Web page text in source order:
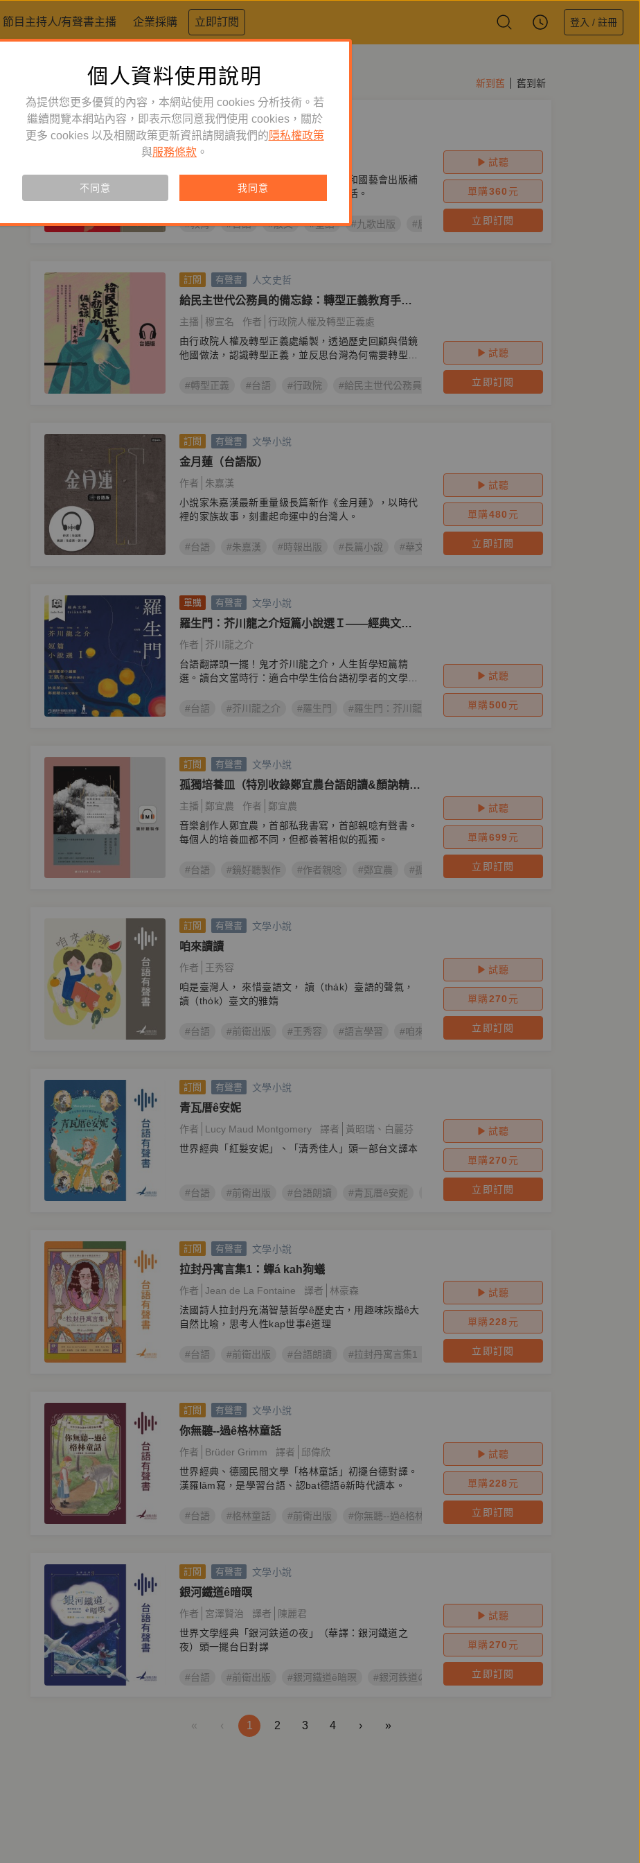
節目主持人/有聲書主播 企業採購 立即訂閱 登入 / 註冊
台語有聲書 新到舊 舊到新
訂閱 有聲書 童書／青少年
屁窒囡仔的謝師宴
作者
榮獲文化部國家語言整體發展方案支持和國藝會出版補
助的臺語散文，描寫教育現況和農村生活。
#教育 #台語 #散文 #臺語 #九歌出版 #屁窒囡仔的謝師宴 #林連鍠
試聽
單購360 元
立即訂閱
訂閱 有聲書 人文史哲
給民主世代公務員的備忘錄：轉型正義教育手冊
（台語版）
主播 穆宣名 作者
行政院人權及轉型正義處
由行政院人權及轉型正義處編製，透過歷史回顧與借鏡
他國做法，認識轉型正義，並反思台灣為何需要轉型正
#轉型正義
#台語 #行政院 #給民主世代公務員的備忘錄 #轉型正義教育手冊
試聽
立即訂閱
訂閱 有聲書 文學小說
金月蓮（台語版）
作者
朱嘉漢
小說家朱嘉漢最新重量級長篇新作《金月蓮》，以時代
裡的家族故事，刻畫起命運中的台灣人。
#台語 #朱嘉漢 #時報出版 #長篇小說 #華文創作 #日治時期
試聽
單購480 元
立即訂閱
單購 有聲書 文學小說
羅生門：芥川龍之介短篇小說選Ｉ——經典文學
tsiânn好聽．台語有聲冊
作者
芥川龍之介
台語翻譯頭一擺！鬼才芥川龍之介，人生哲學短篇精
選。讀台文當時行：適合中學生佮台語初學者的文學有
#台語
#芥川龍之介 #羅生門 #羅生門：芥川龍之介短篇小說選Ｉ #木馬文化
試聽
單購500 元
訂閱 有聲書 文學小說
孤獨培養皿（特別收錄鄭宜農台語朗讀&顏訥精采
對談）
主播 鄭宜農 作者
鄭宜農
音樂創作人鄭宜農，首部私我書寫，首部親唸有聲書。
每個人的培養皿都不同，但都養著相似的孤獨。
#台語 #鏡好聽製作 #作者親唸 #鄭宜農 #孤獨培養皿 #明星朗讀
試聽
單購699 元
立即訂閱
訂閱 有聲書 文學小說
咱來讀讀
作者
王秀容
咱是臺灣人， 來惜臺語文， 讀（tha̍k）臺語的聲氣，
讀（tho̍k）臺文的雅媠
#台語 #前衛出版 #王秀容 #語言學習 #咱來讀讀 #臺語 #台語有聲書
試聽
單購270 元
立即訂閱
訂閱 有聲書 文學小說
青瓦厝ê安妮
作者 Lucy Maud Montgomery 譯者 黃昭瑞
白麗芬
世界經典「紅髮安妮」、「清秀佳人」頭一部台文譯本
#台語 #前衛出版 #台語朗讀 #青瓦厝ê安妮 #Lucy Maud Montgomery
試聽
單購270 元
立即訂閱
訂閱 有聲書 文學小說
拉封丹寓言集1：蟬á kah狗蟻
作者 Jean de La Fontaine 譯者
林豪森
法國詩人拉封丹充滿智慧哲學ê歷史古，用趣味詼諧ê大
自然比喻，思考人性kap世事ê道理
#台語 #前衛出版 #台語朗讀 #拉封丹寓言集1：蟬á kah狗蟻 #拉封丹寓言集
試聽
單購228元
立即訂閱
訂閱 有聲書 文學小說
你無聽--過ê格林童話
作者 Brüder Grimm 譯者
邱偉欣
世界經典、德國民間文學「格林童話」初擺台德對譯。
漢羅lām寫，是學習台語、認bat德語ê新時代讀本。
#台語 #格林童話 #前衛出版 #你無聽--過ê格林童話 #台語朗讀
試聽
單購228元
立即訂閱
訂閱 有聲書 文學小說
銀河鐵道ê暗暝
作者 宮澤賢治 譯者
陳麗君
世界文學經典「銀河鉄道の夜」（華譯：銀河鐵道之
夜）頭一擺台日對譯
#台語 #前衛出版 #銀河鐵道ê暗暝 #銀河鉄道の夜 #銀河鐵道之夜
試聽
單購270 元
立即訂閱
« ‹ 1 2 3 4 › »
個人資料使用說明
為提供您更多優質的內容，本網站使用 cookies 分析技術。若
繼續閱覽本網站內容，即表示您同意我們使用 cookies，關於
更多 cookies 以及相關政策更新資訊請閱讀我們的 隱私權政策
與服務條款 。
不同意 我同意